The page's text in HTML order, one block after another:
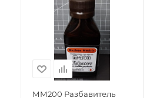
ММ200 Разбавитель